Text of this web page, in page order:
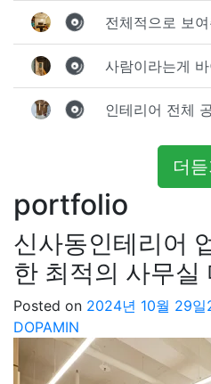
더듣
portfolio
신사동인테리어
한 최적의 사무실
Posted on 2024년 10월 29일
DOPAMIN